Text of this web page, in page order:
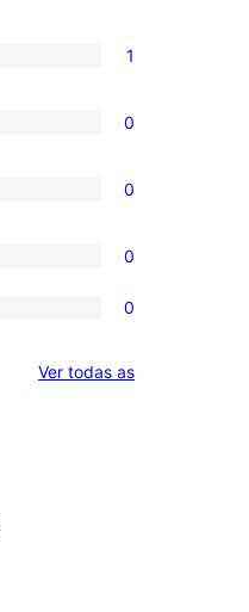
1
0
0
0
0
Ver todas asvaloracións